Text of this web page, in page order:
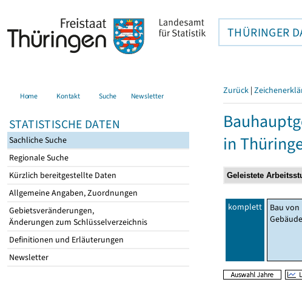
THÜRINGER
Home Kontakt Suche Newsletter
STATISTISCHE DATEN
Sachliche Suche
Regionale Suche
Kürzlich bereitgestellte Daten
Allgemeine Angaben, Zuordnungen
Gebietsveränderungen,
Änderungen zum Schlüsselverzeichnis
Definitionen und Erläuterungen
Newsletter
Zurück |
in
komplett
Bau von